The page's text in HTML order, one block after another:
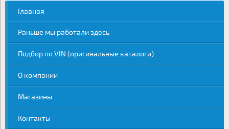
Главная
Раньше мы работали здесь
Подбор по VIN (оригинальные каталоги)
О компании
Магазины
Контакты